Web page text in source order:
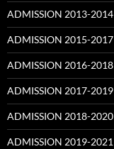
ADMISSION 2013-2014
ADMISSION 2015-2017
ADMISSION 2016-2018
ADMISSION 2017-2019
ADMISSION 2018-2020
ADMISSION 2019-2021